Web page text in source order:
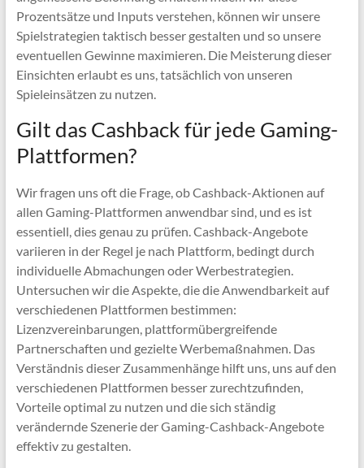
Prozentsätze und Inputs verstehen, können wir unsere
Spielstrategien taktisch besser gestalten und so unsere
eventuellen Gewinne maximieren. Die Meisterung dieser
Einsichten erlaubt es uns, tatsächlich von unseren
Spieleinsätzen zu nutzen.
Gilt das Cashback für jede Gaming-
Plattformen?
Wir fragen uns oft die Frage, ob Cashback-Aktionen auf
allen Gaming-Plattformen anwendbar sind, und es ist
essentiell, dies genau zu prüfen. Cashback-Angebote
variieren in der Regel je nach Plattform, bedingt durch
individuelle Abmachungen oder Werbestrategien.
Untersuchen wir die Aspekte, die die Anwendbarkeit auf
verschiedenen Plattformen bestimmen:
Lizenzvereinbarungen, plattformübergreifende
Partnerschaften und gezielte Werbemaßnahmen. Das
Verständnis dieser Zusammenhänge hilft uns, uns auf den
verschiedenen Plattformen besser zurechtzufinden,
Vorteile optimal zu nutzen und die sich ständig
verändernde Szenerie der Gaming-Cashback-Angebote
effektiv zu gestalten.